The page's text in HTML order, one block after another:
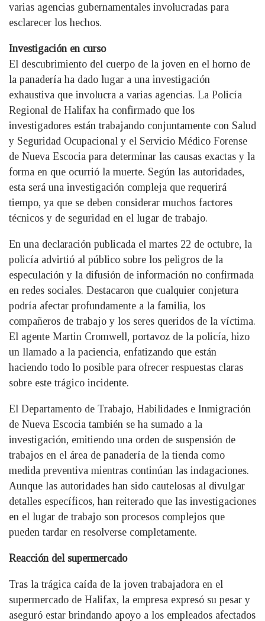
varias agencias gubernamentales involucradas para
esclarecer los hechos.
Investigación en curso
El descubrimiento del cuerpo de la joven en el horno de
la panadería ha dado lugar a una investigación
exhaustiva que involucra a varias agencias. La Policía
Regional de Halifax ha confirmado que los
investigadores están trabajando conjuntamente con Salud
y Seguridad Ocupacional y el Servicio Médico Forense
de Nueva Escocia para determinar las causas exactas y la
forma en que ocurrió la muerte. Según las autoridades,
esta será una investigación compleja que requerirá
tiempo, ya que se deben considerar muchos factores
técnicos y de seguridad en el lugar de trabajo.
En una declaración publicada el martes 22 de octubre, la
policía advirtió al público sobre los peligros de la
especulación y la difusión de información no confirmada
en redes sociales. Destacaron que cualquier conjetura
podría afectar profundamente a la familia, los
compañeros de trabajo y los seres queridos de la víctima.
El agente Martin Cromwell, portavoz de la policía, hizo
un llamado a la paciencia, enfatizando que están
haciendo todo lo posible para ofrecer respuestas claras
sobre este trágico incidente.
El Departamento de Trabajo, Habilidades e Inmigración
de Nueva Escocia también se ha sumado a la
investigación, emitiendo una orden de suspensión de
trabajos en el área de panadería de la tienda como
medida preventiva mientras continúan las indagaciones.
Aunque las autoridades han sido cautelosas al divulgar
detalles específicos, han reiterado que las investigaciones
en el lugar de trabajo son procesos complejos que
pueden tardar en resolverse completamente.
Reacción del supermercado
Tras la trágica caída de la joven trabajadora en el
supermercado de Halifax, la empresa expresó su pesar y
aseguró estar brindando apoyo a los empleados afectados